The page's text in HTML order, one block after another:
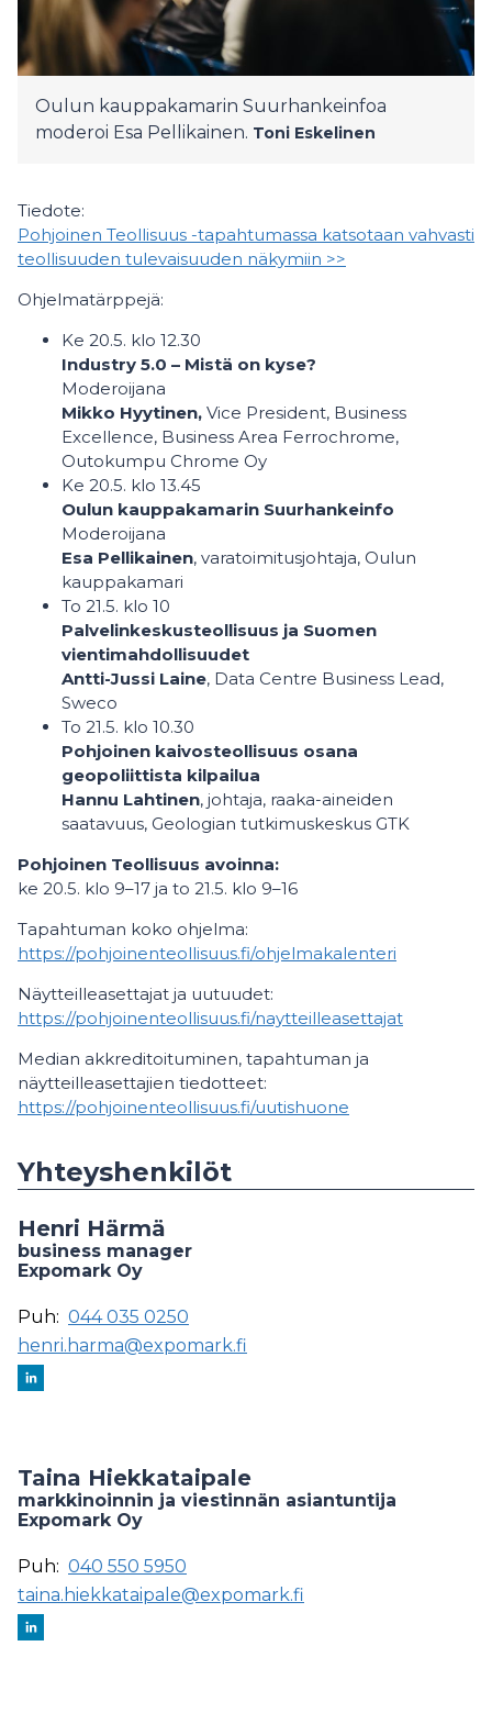
Oulun kauppakamarin Suurhankeinfoa
moderoi Esa Pellikainen. Toni Eskelinen
Tiedote:
Pohjoinen Teollisuus -tapahtumassa katsotaan vahvasti
teollisuuden tulevaisuuden näkymiin >>
Ohjelmatärppejä:
Ke 20.5. klo 12.30
Industry 5.0 – Mistä on kyse?
Moderoijana
Mikko Hyytinen, Vice President, Business
Excellence, Business Area Ferrochrome,
Outokumpu Chrome Oy
Ke 20.5. klo 13.45
Oulun kauppakamarin Suurhankeinfo
Moderoijana
Esa Pellikainen, varatoimitusjohtaja, Oulun
kauppakamari
To 21.5. klo 10
Palvelinkeskusteollisuus ja Suomen
vientimahdollisuudet
Antti-Jussi Laine, Data Centre Business Lead,
Sweco
To 21.5. klo 10.30
Pohjoinen kaivosteollisuus osana
geopoliittista kilpailua
Hannu Lahtinen, johtaja, raaka-aineiden
saatavuus, Geologian tutkimuskeskus GTK
Pohjoinen Teollisuus avoinna:
ke 20.5. klo 9–17 ja to 21.5. klo 9–16
Tapahtuman koko ohjelma:
https://pohjoinenteollisuus.fi/ohjelmakalenteri
Näytteilleasettajat ja uutuudet:
https://pohjoinenteollisuus.fi/naytteilleasettajat
Median akkreditoituminen, tapahtuman ja
näytteilleasettajien tiedotteet:
https://pohjoinenteollisuus.fi/uutishuone
Yhteyshenkilöt
Henri Härmä
business manager
Expomark Oy
Puh: 044 035 0250
henri.harma@expomark.fi
Taina Hiekkataipale
markkinoinnin ja viestinnän asiantuntija
Expomark Oy
Puh: 040 550 5950
taina.hiekkataipale@expomark.fi